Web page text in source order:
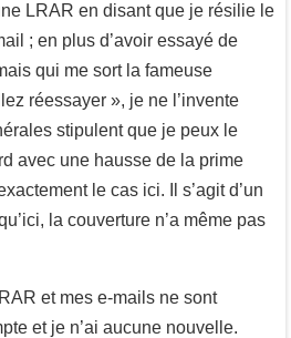
LRAR en disant que je résilie le
; en plus d’avoir essayé de
qui me sort la fameuse
réessayer », je ne l’invente
stipulent que je peux le
avec une hausse de la prime
le cas ici. Il s’agit d’un
la couverture n’a même pas
et mes e-mails ne sont
et je n’ai aucune nouvelle.